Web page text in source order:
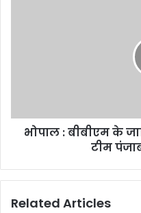
भोपाल : बीबीएम के
टीम
Related Articles